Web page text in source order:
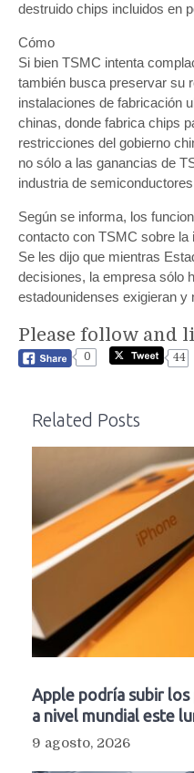
destruido chips incluidos en
Cómo
Si bien TSMC intenta
también busca preservar su
instalaciones de fabricación
chinas, donde fabrica chips
restricciones del gobierno
no sólo a las ganancias de
industria de
Según se informa, los
contacto con TSMC sobre la
Se les dijo que mientras
decisiones, la empresa sólo
estadounidenses exigieran y
Please follow and
0
44
Related Posts
Apple podría subir los
a nivel mundial este
9 agosto, 2026